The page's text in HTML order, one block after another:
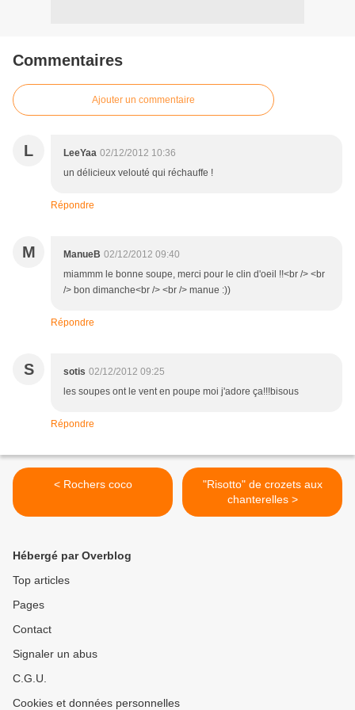
Commentaires
Ajouter un commentaire
L LeeYaa 02/12/2012 10:36
un délicieux velouté qui réchauffe !
Répondre
M ManueB 02/12/2012 09:40
miammm le bonne soupe, merci pour le clin d'oeil !!<br /> <br
/> bon dimanche<br /> <br /> manue :))
Répondre
S sotis 02/12/2012 09:25
les soupes ont le vent en poupe moi j'adore ça!!!bisous
Répondre
< Rochers coco
"Risotto" de crozets aux
chanterelles >
Hébergé par Overblog
Top articles
Pages
Contact
Signaler un abus
C.G.U.
Cookies et données personnelles